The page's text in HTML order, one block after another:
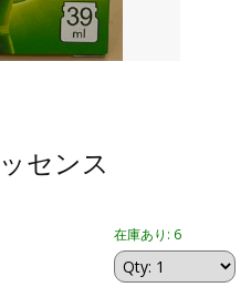
センス
在庫あり: 6